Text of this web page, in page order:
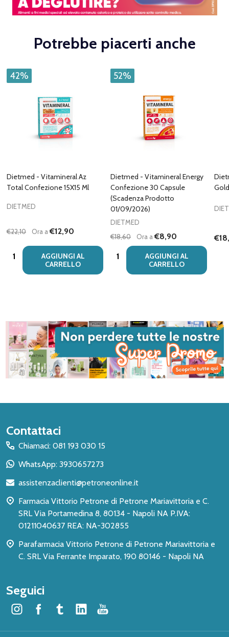
Potrebbe piacerti anche
42%
Dietmed - Vitamineral Az
Total Confezione 15X15 Ml
DIETMED
€22,10 Ora a€12,90
Quantità:
AGGIUNGI AL
CARRELLO
52%
Dietmed - Vitamineral Energy
Confezione 30 Capsule
(Scadenza Prodotto
01/09/2026)
DIETMED
€18,60
Ora a€8,90
Quantità:
AGGIUNGI AL
CARRELLO
Inizio
del
piè
pagina
Contattaci
Chiamaci: 081 193 030 15
WhatsApp: 3930657273
assistenzaclienti@petroneonline.it
Farmacia Vittorio Petrone di Petrone Mariavittoria e C.
SRL Via Portamedina 8, 80134 - Napoli NA P.IVA:
01211040637 REA: NA-302855
Parafarmacia Vittorio Petrone di Petrone Mariavittoria e
C. SRL Via Ferrante Imparato, 190 80146 - Napoli NA
Seguici